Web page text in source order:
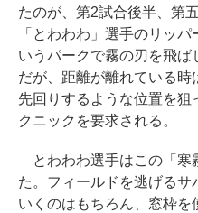
たのが、第2試合後半、第
「とわわわ」選手のリッ
いうパークで霧の刃を飛
だが、距離が離れている
先回りするような位置を
クニックを要求される。
とわわわ選手はこの「寒
た。フィールドを逃げるサ
いくのはもちろん、窓枠